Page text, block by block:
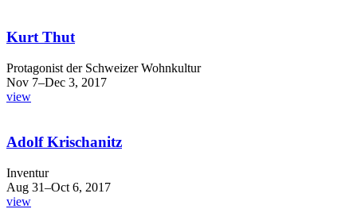
Kurt Thut
Protagonist der Schweizer Wohnkultur
Nov 7–Dec 3, 2017
view
Adolf Krischanitz
Inventur
Aug 31–Oct 6, 2017
view